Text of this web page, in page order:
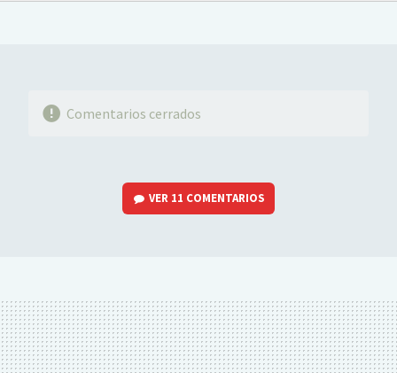
Comentarios cerrados
VER 11 COMENTARIOS